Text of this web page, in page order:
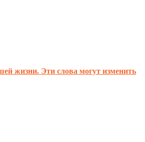
жизни. Эти слова могут изменить